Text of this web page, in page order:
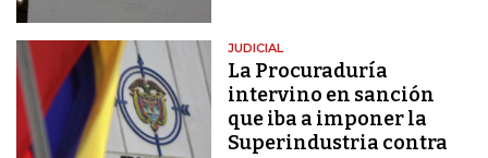
JUDICIAL
La Procuraduría
intervino en sanción
que iba a imponer la
Superindustria contra